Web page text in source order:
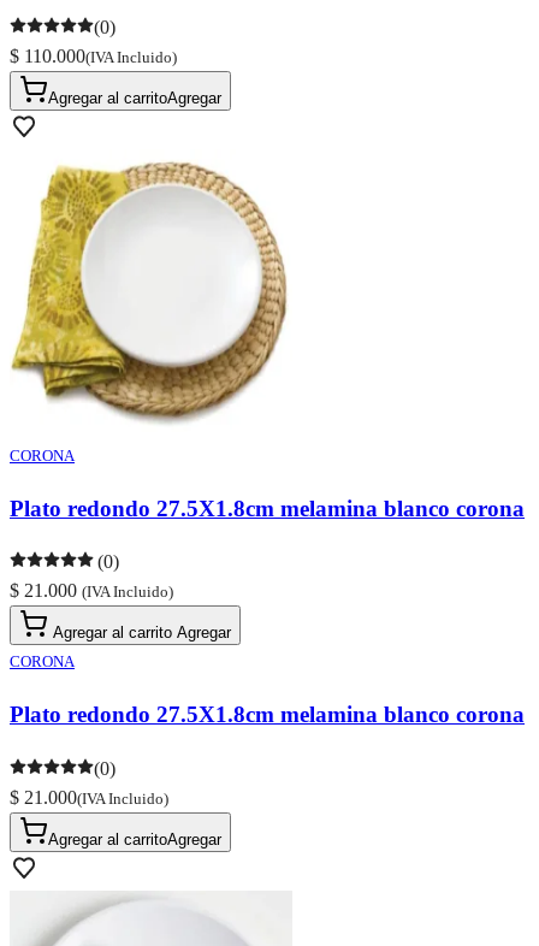
(0)
$ 110.000(IVA Incluido)
Agregar al carritoAgregar
CORONA
Plato redondo 27.5X1.8cm melamina blanco corona
(0)
$ 21.000 (IVA Incluido)
Agregar al carrito Agregar
CORONA
Plato redondo 27.5X1.8cm melamina blanco corona
(0)
$ 21.000(IVA Incluido)
Agregar al carritoAgregar